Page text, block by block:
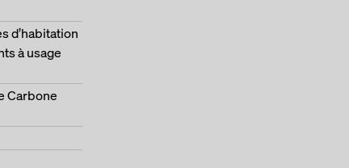
d’habitation
à usage
Carbone